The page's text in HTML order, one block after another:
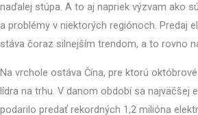
naďalej stúpa. A to aj napriek výzvam ako
a problémy v niektorých regiónoch. Predaj
stáva čoraz silnejším trendom, a to rovno
Na vrchole ostáva Čína, pre ktorú
lídra na trhu. V danom období sa najväčšej
podarilo predať rekordných 1,2 milióna